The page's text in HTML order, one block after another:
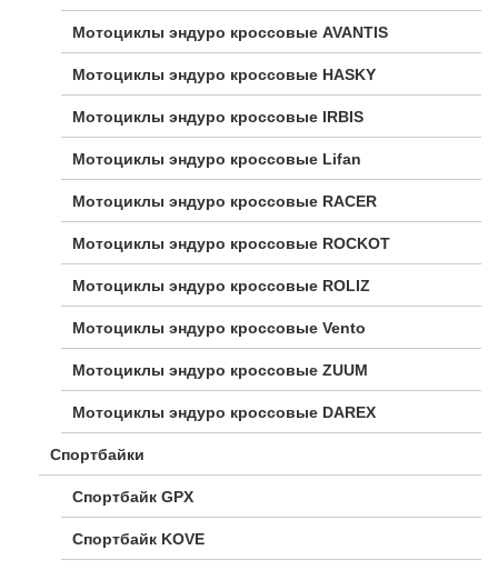
Мотоциклы эндуро кроссовые AVANTIS
Мотоциклы эндуро кроссовые HASKY
Мотоциклы эндуро кроссовые IRBIS
Мотоциклы эндуро кроссовые Lifan
Мотоциклы эндуро кроссовые RACER
Мотоциклы эндуро кроссовые ROCKOT
Мотоциклы эндуро кроссовые ROLIZ
Мотоциклы эндуро кроссовые Vento
Мотоциклы эндуро кроссовые ZUUM
Мотоциклы эндуро кроссовые DAREX
Спортбайки
Спортбайк GPX
Спортбайк KOVE